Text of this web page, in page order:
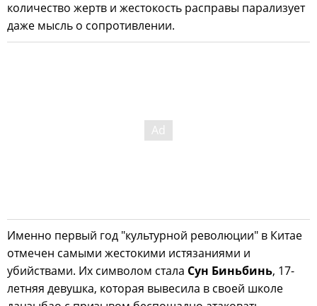
количество жертв и жестокость расправы парализует
даже мысль о сопротивлении.
Именно первый год "культурной революции" в Китае
отмечен самыми жестокими истязаниями и
убийствами. Их символом стала Сун Биньбинь, 17-
летняя девушка, которая вывесила в своей школе